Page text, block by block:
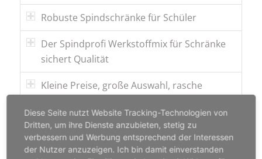
Robuste Spindschränke für Schüler
Der Spindprofi Werkstoffmix für Schränke
sichert Qualität
Kleine Preise, große Auswahl, rasche
Zuverlässigkeit, Ausstattung und
Ausbaufähigkeit auf höchstem Level
Diese Seite nutzt Website Tracking-Technologien von
Dritten, um ihre Dienste anzubieten, stetig zu
verbessern und Werbung entsprechend der Interessen
der Nutzer anzuzeigen. Ich bin damit einverstanden